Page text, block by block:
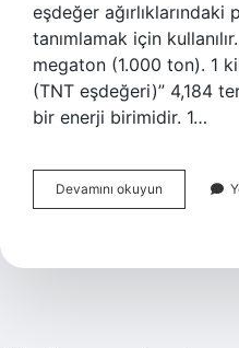
eşdeğer ağırlıklarındaki
tanımlamak için
megaton (1.000 ton). 1
(TNT eşdeğeri)” 4,184
bir enerji birimidir. 1…
Devamını okuyun
Kiloton